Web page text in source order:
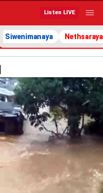
Listen LIVE
Siwenimanaya Nethsaraya